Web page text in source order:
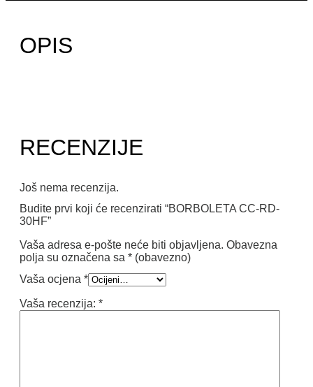
OPIS
RECENZIJE
Još nema recenzija.
Budite prvi koji će recenzirati “BORBOLETA CC-RD-
30HF”
Vaša adresa e-pošte neće biti objavljena. Obavezna
polja su označena sa * (obavezno)
Vaša ocjena *
Vaša recenzija: *